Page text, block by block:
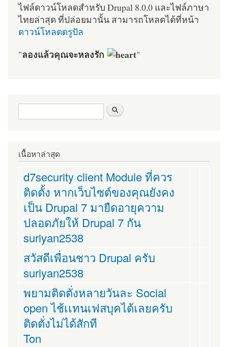
ไฟล์ดาวน์โหลดสำหรับ Drupal 8.0.0 และไฟล์ภาษา
ไทยล่าสุด ที่ปล่อยมานั้น สามารถโหลดได้ที่หน้า
ดาวน์โหลดดรูปัล
"ลองแล้วคุณจะหลงรัก "
ฟอร์มค้นหา
เนื้อหาล่าสุด
d7security client Module ที่ควร
ติดตั้ง หากเว็บไซต์ของคุณยังคง
เป็น Drupal 7 มายืดอายุความ
ปลอดภัยให้ Drupal 7 กัน
suriyan2538
สวัสดีเพื่อนชาว Drupal ครับ
suriyan2538
พยามติดตั่งหลายวันละ Social
open ไช้เเทนเฟสบุคได้เลยครับ
ติดตั่งไม่ได้สักที
Ton